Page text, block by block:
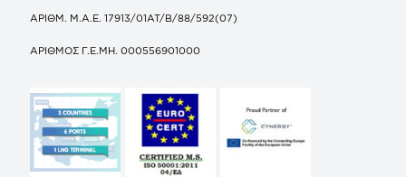
ΑΡΙΘΜ. Μ.Α.Ε. 17913/01ΑΤ/Β/88/592(07)
ΑΡΙΘΜΟΣ Γ.Ε.ΜΗ. 000556901000